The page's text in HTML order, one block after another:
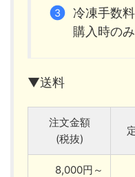
冷凍手数
購入時のみ
▼送料
注文金額
(税抜)
8,000円～